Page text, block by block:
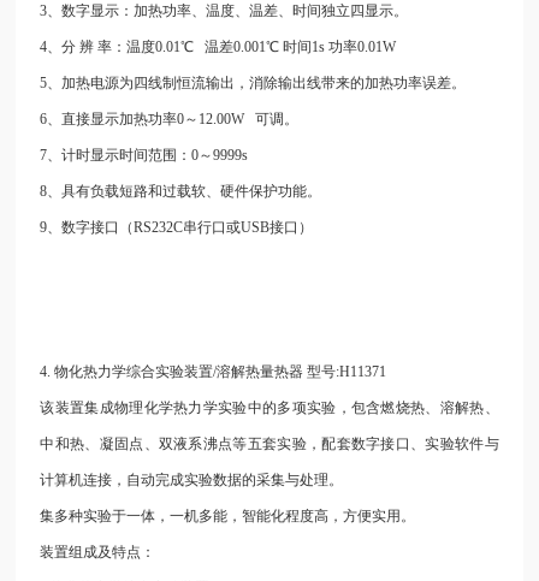
3、数字显示：加热功率、温度、温差、时间独立四显示。
4、分 辨 率：温度0.01℃ 温差0.001℃ 时间1s 功率0.01W
5、加热电源为四线制恒流输出，消除输出线带来的加热功率误差。
6、直接显示加热功率0～12.00W 可调。
7、计时显示时间范围：0～9999s
8、具有负载短路和过载软、硬件保护功能。
9、数字接口（RS232C串行口或USB接口）
4.物化热力学综合实验装置/溶解热量热器 型号:H11371
该装置集成物理化学热力学实验中的多项实验，包含燃烧热、溶解热、
中和热、凝固点、双液系沸点等五套实验，配套数字接口、实验软件与
计算机连接，自动完成实验数据的采集与处理。
集多种实验于一体，一机多能，智能化程度高，方便实用。
装置组成及特点：